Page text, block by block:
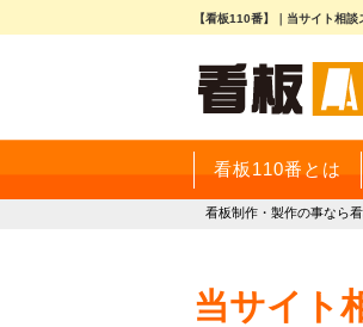
【看板110番】｜当サイト相談
看板110番とは
看板制作・製作の事なら
当サイト